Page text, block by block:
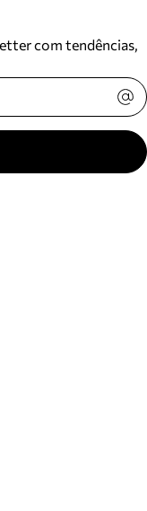
com tendências,